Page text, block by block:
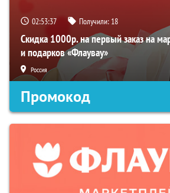
02:53:36 Получили: 18
Скидка 1000р. на первый заказ на
и подарков «Флаувау»
Россия
Промокод